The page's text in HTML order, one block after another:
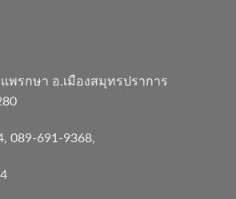
พรกษา อ.เมืองสมุทรปราการ
, 089-691-9368,